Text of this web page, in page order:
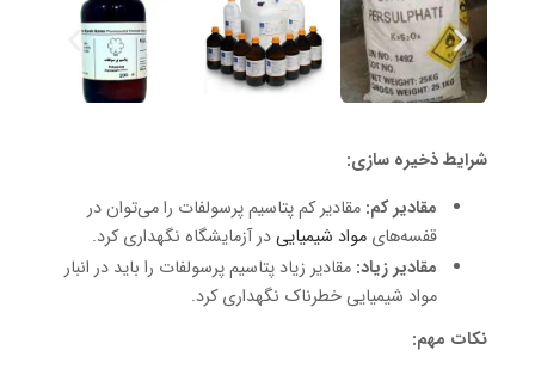
شرایط ذخیره سازی:
مقادیر کم: مقادیر کم پتاسیم پرسولفات را می‌توان در
قفسه‌های مواد شیمیاییدر آزمایشگاه نگهداری کرد.
مقادیر زیاد: مقادیر زیاد پتاسیم پرسولفات را باید در انبار
مواد شیمیایی خطرناک نگهداری کرد.
نکات مهم: